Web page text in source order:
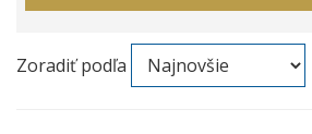
Zoradiť podľa